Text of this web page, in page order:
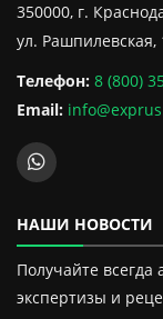
350000, г.
ул. Рашпилевская,
Телефон: 8 (800)
Email:
НАШИ НОВОСТИ
Получайте всегда
экспертизы и